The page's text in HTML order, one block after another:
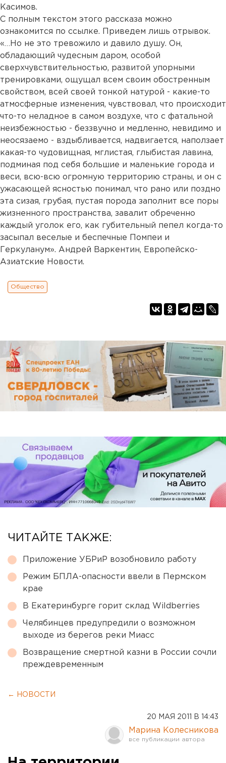
Касимов.
С полным текстом этого рассказа можно
ознакомится по ссылке. Приведем лишь отрывок.
«…Но не это тревожило и давило душу. Он,
обладающий чудесным даром, особой
сверхчувствительностью, развитой упорными
тренировками, ощущал всем своим обостренным
свойством, всей своей тонкой натурой - какие-то
атмосферные изменения, чувствовал, что происходит
что-то неладное в самом воздухе, что с фатальной
неизбежностью - беззвучно и медленно, невидимо и
неосязаемо - вздыбливается, надвигается, наползает
какая-то чудовищная, мглистая, глыбистая лавина,
подминая под себя большие и маленькие города и
веси, всю-всю огромную территорию страны, и он с
ужасающей ясностью понимал, что рано или поздно
эта сизая, грубая, пустая порода заполнит все поры
жизненного пространства, завалит обреченно
каждый уголок его, как губительный пепел когда-то
засыпал веселые и беспечные Помпеи и
Геркуланум». Андрей Варкентин, Европейско-
Азиатские Новости.
Общество
ЧИТАЙТЕ ТАКЖЕ:
Приложение УБРиР возобновило работу
Режим БПЛА-опасности ввели в Пермском
крае
В Екатеринбурге горит склад Wildberries
Челябинцев предупредили о возможном
выходе из берегов реки Миасс
Возвращение смертной казни в России сочли
преждевременным
← НОВОСТИ
20 МАЯ 2011 В 14:43
Марина Колесникова